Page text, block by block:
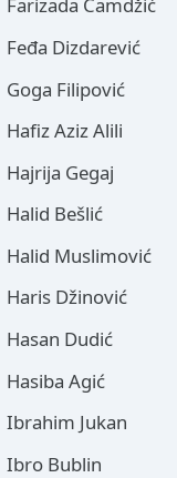
Farizada Čamdžić
Feđa Dizdarević
Goga Filipović
Hafiz Aziz Alili
Hajrija Gegaj
Halid Bešlić
Halid Muslimović
Haris Džinović
Hasan Dudić
Hasiba Agić
Ibrahim Jukan
Ibro Bublin